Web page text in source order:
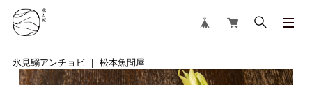
氷見鰯アンチョビ ｜ 松本魚問屋